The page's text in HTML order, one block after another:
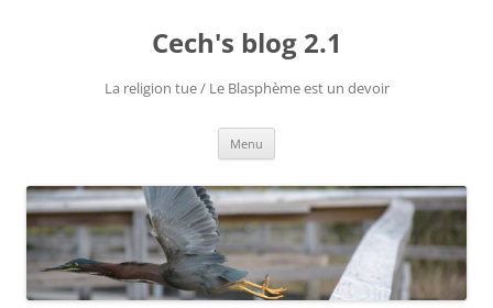
Cech's blog 2.1
La religion tue / Le Blasphème est un devoir
Menu